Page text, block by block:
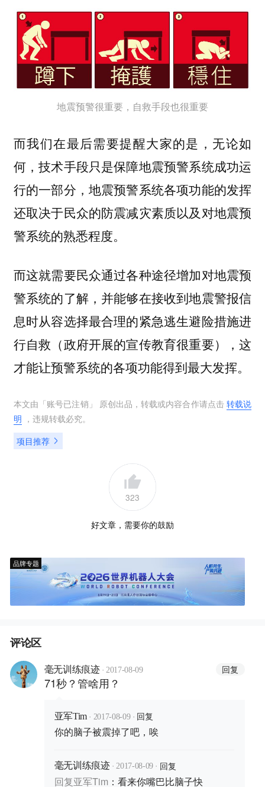
地震预警很重要，自救手段也很重要
而我们在最后需要提醒大家的是，无论如
何，技术手段只是保障地震预警系统成功运
行的一部分，地震预警系统各项功能的发挥
还取决于民众的防震减灾素质以及对地震预
警系统的熟悉程度。
而这就需要民众通过各种途径增加对地震预
警系统的了解，并能够在接收到地震警报信
息时从容选择最合理的紧急逃生避险措施进
行自救（政府开展的宣传教育很重要），这
才能让预警系统的各项功能得到最大发挥。
本文由「账号已注销 」 原创出品，转载或内容合作请点击 转载说
明 ，违规转载必究。
项目推荐
323
好文章，需要你的鼓励
品牌专题
评论区
毫无训练痕迹 · 2017-08-09 回复
71秒？管啥用？
亚军Tim · 2017-08-09 · 回复
你的脑子被震掉了吧，唉
毫无训练痕迹 · 2017-08-09 · 回复
回复亚军Tim： 看来你嘴巴比脑子快